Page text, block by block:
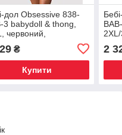
дол Obsessive 838-
3 babydoll & thong,
червоний,
ліф, стринги
₴
Купити
в
2